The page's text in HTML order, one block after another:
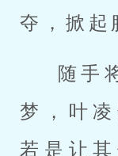
夺，掀起
随手
梦，叶
若是让